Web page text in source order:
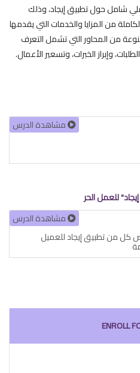
شامل حول تطبيق إيجاد، وذلك
من المزايا والخدمات التي يقدمها
من المحاور التي تشمل التعرف
وإبراز الخبرات، وتسعير الأعمال.
مشاھدة الدرس
مشاھدة الدرس
كل من تطبيق إيجاد للعميل
ENROLL